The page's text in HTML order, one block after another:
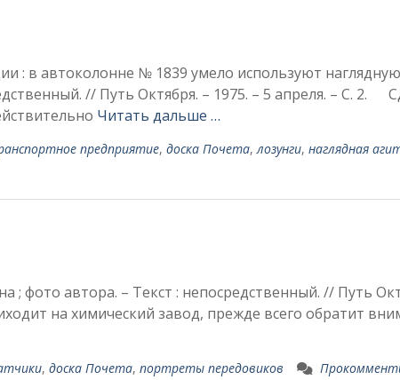
: в автоколонне № 1839 умело используют наглядную
// Путь Октября. – 1975. – 5 апреля. – С. 2.
Читать дальше …
предприятие, доска Почета,лозунги, наглядная
; фото автора. – Текст : непосредственный. // Путь
на химический завод, прежде всего обратит
, доска Почета, портреты передовиков